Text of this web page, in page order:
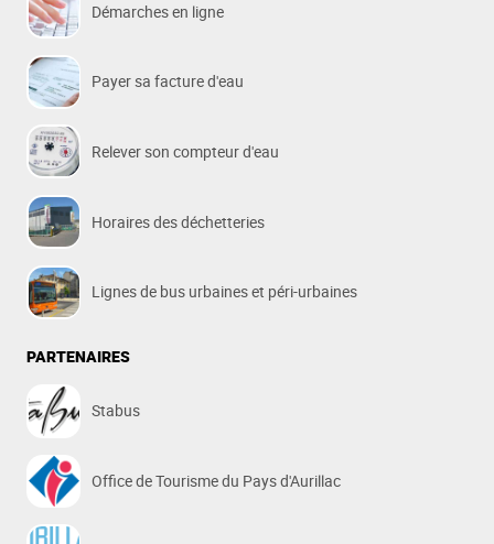
Démarches en ligne
Payer sa facture d'eau
Relever son compteur d'eau
Horaires des déchetteries
Lignes de bus urbaines et péri-urbaines
PARTENAIRES
Stabus
Office de Tourisme du Pays d'Aurillac